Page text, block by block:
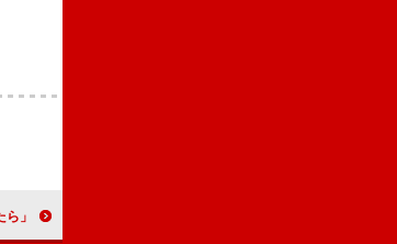
「春になったら」“瞳”奈緒の「春になったら…」の約束に号泣 「“雅彦”木梨憲武との病室のシーンからずっと泣いてた」